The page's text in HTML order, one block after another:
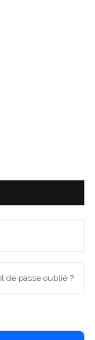
de passe oublié ?